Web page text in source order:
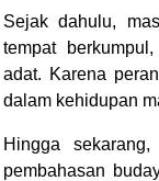
Sejak dahulu,
tempat
adat. Karena
dalam kehidupan
Hingga
pembahasan